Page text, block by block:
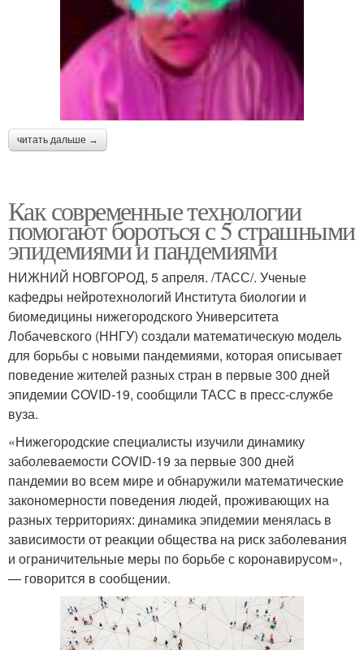
читать дальше →
Как современные технологии
помогают бороться с 5 страшными
эпидемиями и пандемиями
НИЖНИЙ НОВГОРОД, 5 апреля. /ТАСС/. Ученые
кафедры нейротехнологий Института биологии и
биомедицины нижегородского Университета
Лобачевского (ННГУ) создали математическую модель
для борьбы с новыми пандемиями, которая описывает
поведение жителей разных стран в первые 300 дней
эпидемии COVID-19, сообщили ТАСС в пресс-службе
вуза.
«Нижегородские специалисты изучили динамику
заболеваемости COVID-19 за первые 300 дней
пандемии во всем мире и обнаружили математические
закономерности поведения людей, проживающих на
разных территориях: динамика эпидемии менялась в
зависимости от реакции общества на риск заболевания
и ограничительные меры по борьбе с коронавирусом»,
— говорится в сообщении.